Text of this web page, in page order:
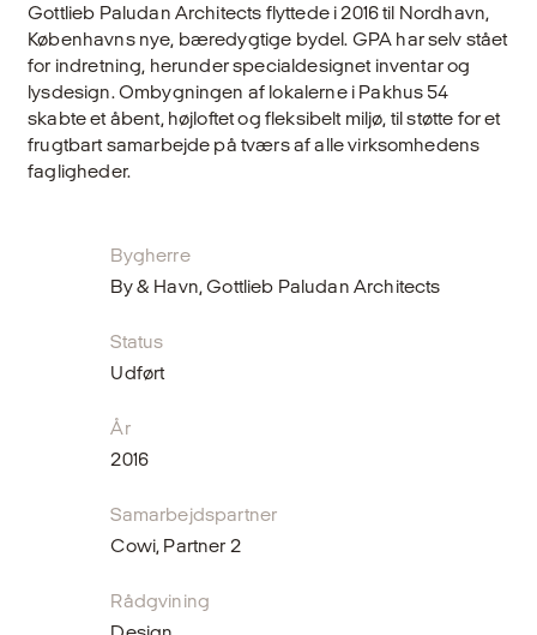
Gottlieb Paludan Architects flyttede i 2016 til Nordhavn,
Københavns nye, bæredygtige bydel. GPA har selv stået
for indretning, herunder specialdesignet inventar og
lysdesign. Ombygningen af lokalerne i Pakhus 54
skabte et åbent, højloftet og fleksibelt miljø, til støtte for et
frugtbart samarbejde på tværs af alle virksomhedens
fagligheder.
Bygherre
By & Havn, Gottlieb Paludan Architects
Status
Udført
År
2016
Samarbejdspartner
Cowi, Partner 2
Rådgvining